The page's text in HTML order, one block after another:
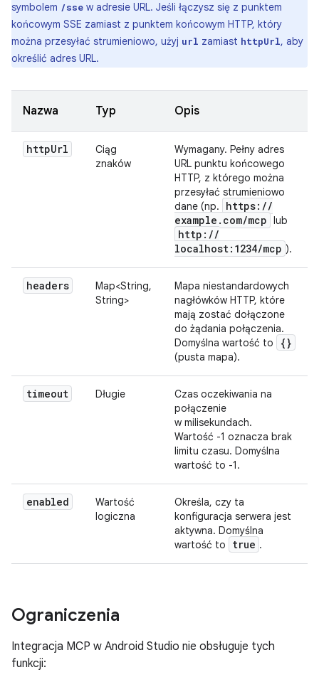
symbolem /sse w adresie URL. Jeśli łączysz się z punktem
końcowym SSE zamiast z punktem końcowym HTTP, który
można przesyłać strumieniowo, użyj url zamiast httpUrl, aby
określić adres URL.
Nazwa Typ Opis
httpUrl
Ciąg
znaków
Wymagany. Pełny adres
URL punktu końcowego
HTTP, z którego można
przesyłać strumieniowo
dane (np.
https: //
example . com/mcp lub
http: //
localhost:1234/mcp ).
headers
Map<String,
String>
Mapa niestandardowych
nagłówków HTTP, które
mają zostać dołączone
do żądania połączenia.
Domyślna wartość to
{}
(pusta mapa).
timeout Długie
Czas oczekiwania na
połączenie
w milisekundach.
Wartość -1 oznacza brak
limitu czasu. Domyślna
wartość to -1.
enabled
Wartość
logiczna
Określa, czy ta
konfiguracja serwera jest
aktywna. Domyślna
wartość to
true .
Ograniczenia
Integracja MCP w Android Studio nie obsługuje tych
funkcji: